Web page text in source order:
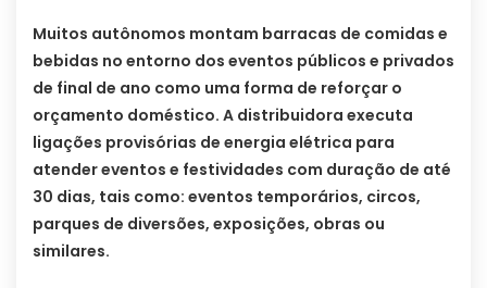
Muitos autônomos montam barracas de comidas e
bebidas no entorno dos eventos públicos e privados
de final de ano como uma forma de reforçar o
orçamento doméstico. A distribuidora executa
ligações provisórias de energia elétrica para
atender eventos e festividades com duração de até
30 dias, tais como: eventos temporários, circos,
parques de diversões, exposições, obras ou
similares.